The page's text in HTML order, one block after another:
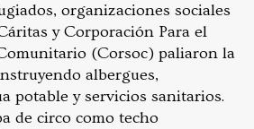
organizaciones sociales
y Corporación Para el
(Corsoc) paliaron la
albergues,
potable y servicios sanitarios.
de circo como techo